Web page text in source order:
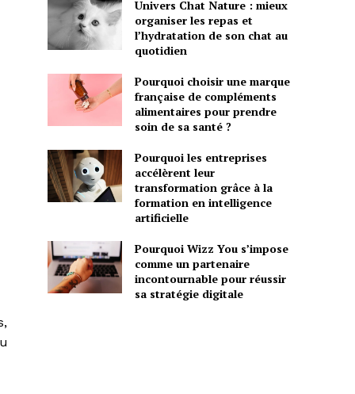
Univers Chat Nature : mieux
organiser les repas et
l’hydratation de son chat au
quotidien
Pourquoi choisir une marque
française de compléments
alimentaires pour prendre
soin de sa santé ?
Pourquoi les entreprises
accélèrent leur
transformation grâce à la
formation en intelligence
artificielle
Pourquoi Wizz You s’impose
comme un partenaire
incontournable pour réussir
sa stratégie digitale